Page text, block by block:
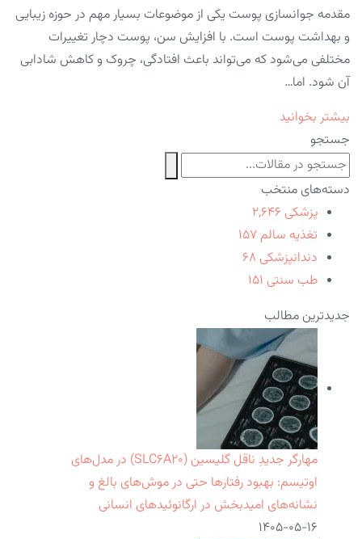
مقدمه جوانسازی پوست یکی از موضوعات بسیار مهم در حوزه زیبایی
و بهداشت پوست است. با افزایش سن، پوست دچار تغییرات
مختلفی می‌شود که می‌تواند باعث افتادگی، چروک و کاهش شادابی
آن شود. اما…
بیشتر بخوانید
جستجو
دسته‌های منتخب
پزشکی ۲,۶۴۶
تغذیه سالم ۱۵۷
دندانپزشکی ۶۸
طب سنتی ۱۵۱
جدیدترین مطالب
مهارگر جدیدِ ناقل گلیسین (SLC۶A۲۰) در مدل‌های
اوتیسم: بهبود رفتارها حتی در موش‌های بالغ و
نشانه‌های امیدبخش در ارگانوئیدهای انسانی
۱۴۰۵-۰۵-۱۶